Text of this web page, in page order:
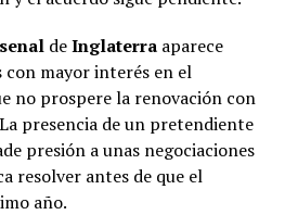
deInglaterraaparece
con mayor interés en el
no prospere la renovación con
presencia de un pretendiente
presión a unas negociaciones
resolver antes de que el
año.